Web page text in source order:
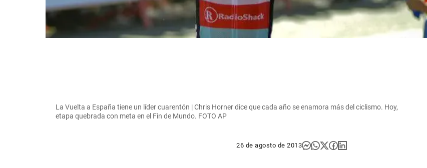
La Vuelta a España tiene un líder cuarentón | Chris Horner dice que cada año se enamora más del ciclismo. Hoy,
etapa quebrada con meta en el Fin de Mundo. FOTO AP
26 de agosto de 2013